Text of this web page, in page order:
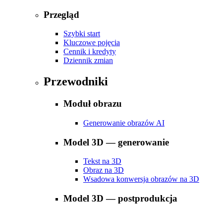
Przegląd
Szybki start
Kluczowe pojęcia
Cennik i kredyty
Dziennik zmian
Przewodniki
Moduł obrazu
Generowanie obrazów AI
Model 3D — generowanie
Tekst na 3D
Obraz na 3D
Wsadowa konwersja obrazów na 3D
Model 3D — postprodukcja